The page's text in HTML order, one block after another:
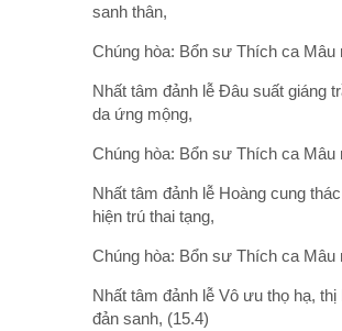
sanh thân,
Chúng hòa: Bổn sư Thích ca Mâu
Nhất tâm đảnh lễ Đâu suất giáng
da ứng mộng,
Chúng hòa: Bổn sư Thích ca Mâu
Nhất tâm đảnh lễ Hoàng cung
hiện trú thai tạng,
Chúng hòa: Bổn sư Thích ca Mâu
Nhất tâm đảnh lễ Vô ưu thọ hạ, thị
đản sanh, (15.4)